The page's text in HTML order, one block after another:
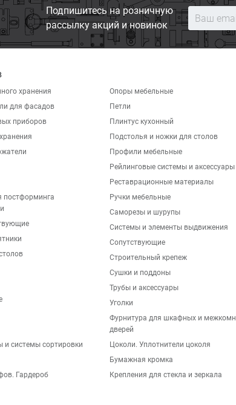
Подпишитесь на розничную
рассылку акций и новинок
хранения
для фасадов
приборов
постформинга
и системы сортировки
Гардероб
Опоры мебельные
Петли
Плинтус кухонный
Подстолья и ножки для столов
Профили мебельные
Рейлинговые системы и аксессуары
Реставрационные материалы
Ручки мебельные
Саморезы и шурупы
Системы и элементы выдвижения
Сопутствующие
Строительный крепеж
Сушки и поддоны
Трубы и аксессуары
Уголки
Фурнитура для шкафных и
дверей
Цоколи. Уплотнители цоколя
Бумажная кромка
Крепления для стекла и зеркала